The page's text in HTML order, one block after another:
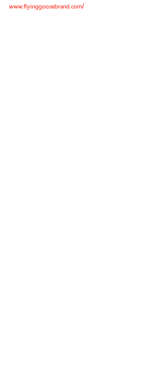
www.flyinggoosebrand.com/